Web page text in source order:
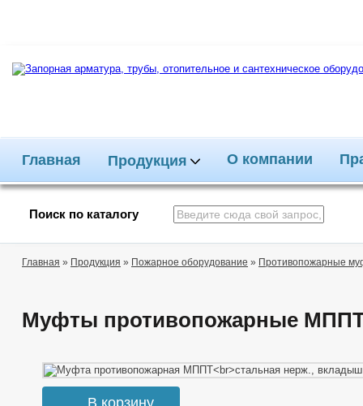
Главная Продукция О компании
Поиск по каталогу
Главная » Продукция » Пожарное оборудование » Противопожарные
Муфты противопожарные